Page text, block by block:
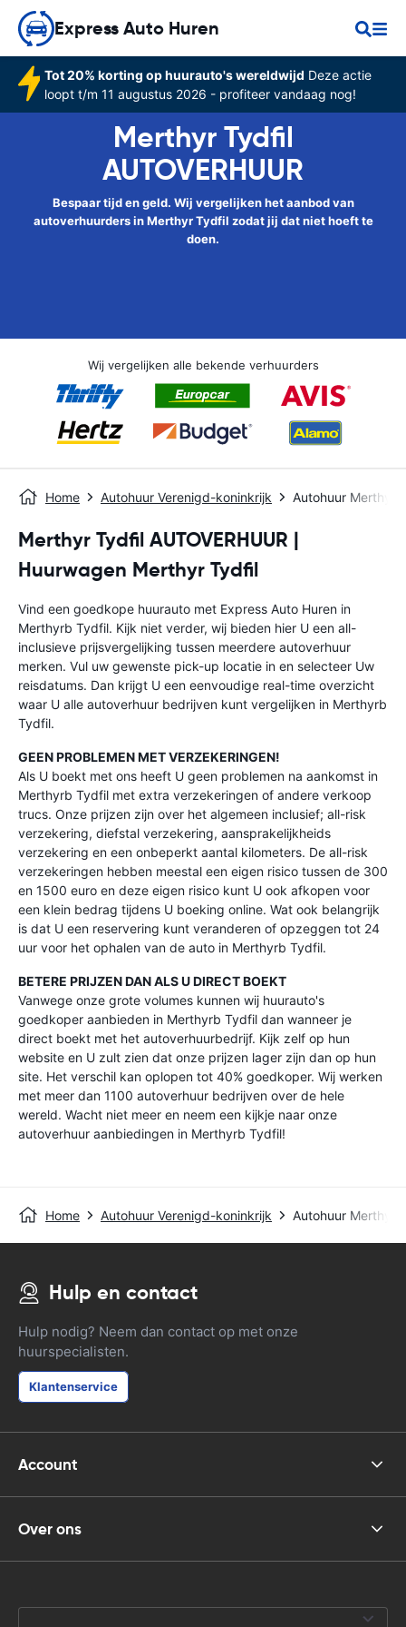
Express Auto Huren
Tot 20% korting op huurauto's wereldwijd Deze actie
loopt t/m 11 augustus 2026 - profiteer vandaag nog!
Merthyr Tydfil
AUTOVERHUUR
Bespaar tijd en geld. Wij vergelijken het aanbod van
autoverhuurders in Merthyr Tydfil zodat jij dat niet hoeft te
doen.
Wij vergelijken alle bekende verhuurders
Home Autohuur Verenigd-koninkrijk Autohuur
Merthyr Tydfil AUTOVERHUUR |
Huurwagen Merthyr Tydfil
Vind een goedkope huurauto met Express Auto Huren in
Merthyrb Tydfil. Kijk niet verder, wij bieden hier U een all-
inclusieve prijsvergelijking tussen meerdere autoverhuur
merken. Vul uw gewenste pick-up locatie in en selecteer Uw
reisdatums. Dan krijgt U een eenvoudige real-time overzicht
waar U alle autoverhuur bedrijven kunt vergelijken in Merthyrb
Tydfil.
GEEN PROBLEMEN MET VERZEKERINGEN!
Als U boekt met ons heeft U geen problemen na aankomst in
Merthyrb Tydfil met extra verzekeringen of andere verkoop
trucs. Onze prijzen zijn over het algemeen inclusief; all-risk
verzekering, diefstal verzekering, aansprakelijkheids
verzekering en een onbeperkt aantal kilometers. De all-risk
verzekeringen hebben meestal een eigen risico tussen de 300
en 1500 euro en deze eigen risico kunt U ook afkopen voor
een klein bedrag tijdens U boeking online. Wat ook belangrijk
is dat U een reservering kunt veranderen of opzeggen tot 24
uur voor het ophalen van de auto in Merthyrb Tydfil.
BETERE PRIJZEN DAN ALS U DIRECT BOEKT
Vanwege onze grote volumes kunnen wij huurauto's
goedkoper aanbieden in Merthyrb Tydfil dan wanneer je
direct boekt met het autoverhuurbedrijf. Kijk zelf op hun
website en U zult zien dat onze prijzen lager zijn dan op hun
site. Het verschil kan oplopen tot 40% goedkoper. Wij werken
met meer dan 1100 autoverhuur bedrijven over de hele
wereld. Wacht niet meer en neem een kijkje naar onze
autoverhuur aanbiedingen in Merthyrb Tydfil!
Home Autohuur Verenigd-koninkrijk Autohuur
Hulp en contact
Hulp nodig? Neem dan contact op met onze
huurspecialisten.
Klantenservice
Account
Over ons